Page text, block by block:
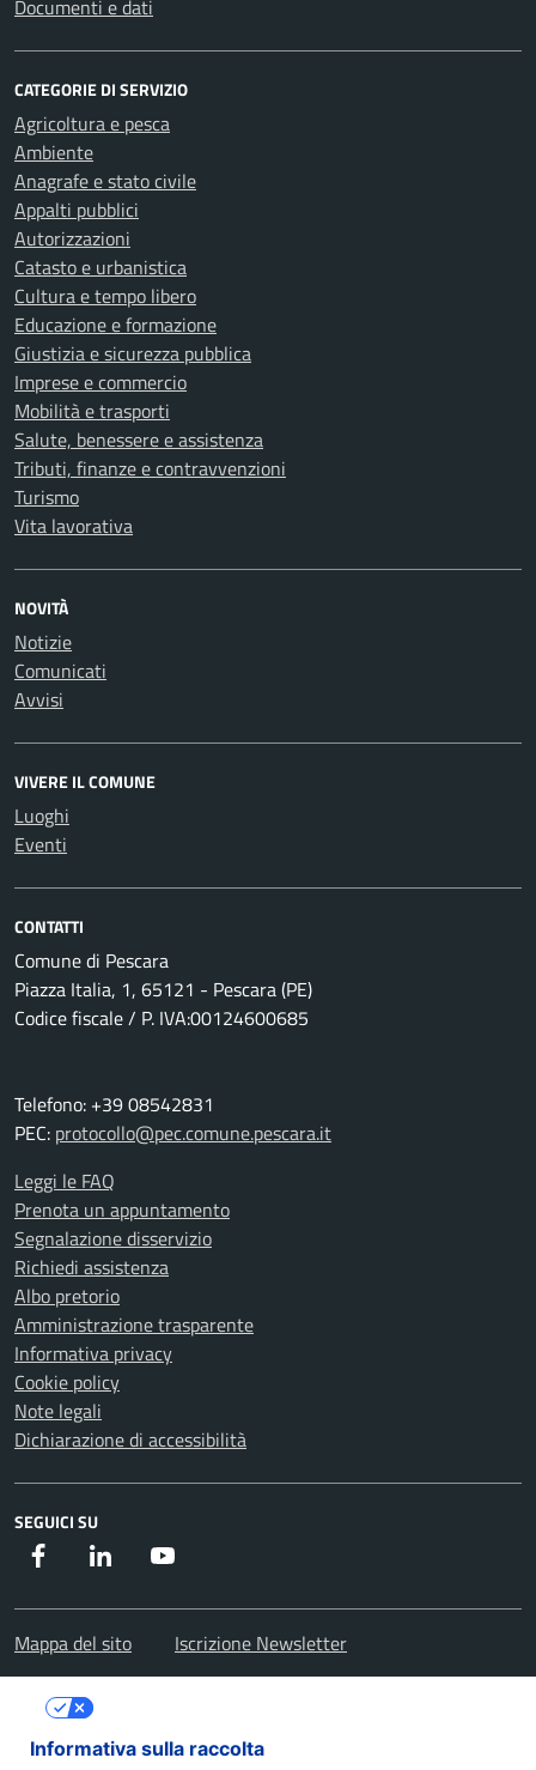
Documenti e dati
CATEGORIE DI SERVIZIO
Agricoltura e pesca
Ambiente
Anagrafe e stato civile
Appalti pubblici
Autorizzazioni
Catasto e urbanistica
Cultura e tempo libero
Educazione e formazione
Giustizia e sicurezza pubblica
Imprese e commercio
Mobilità e trasporti
Salute, benessere e assistenza
Tributi, finanze e contravvenzioni
Turismo
Vita lavorativa
NOVITÀ
Notizie
Comunicati
Avvisi
VIVERE IL COMUNE
Luoghi
Eventi
CONTATTI
Comune di Pescara
Piazza Italia, 1, 65121 - Pescara (PE)
Codice fiscale / P. IVA:00124600685
Telefono: +39 08542831
PEC: protocollo@pec.comune.pescara.it
Leggi le FAQ
Prenota un appuntamento
Segnalazione disservizio
Richiedi assistenza
Albo pretorio
Amministrazione trasparente
Informativa privacy
Cookie policy
Note legali
Dichiarazione di accessibilità
SEGUICI SU
Facebook Instagram
Mappa del sito Iscrizione Newsletter
Informativa sulla raccolta
Le tue preferenze relative alla privacy